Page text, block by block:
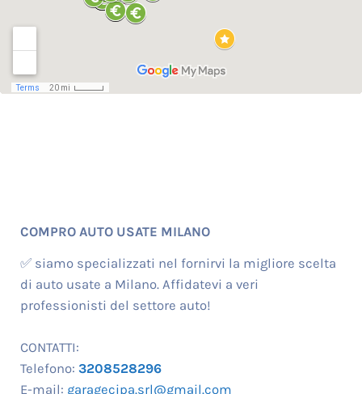
COMPRO AUTO USATE MILANO
✅ siamo specializzati nel fornirvi la migliore scelta
di auto usate a Milano. Affidatevi a veri
professionisti del settore auto!
CONTATTI:
Telefono: 3208528296
E-mail: garagecipa.srl@gmail.com